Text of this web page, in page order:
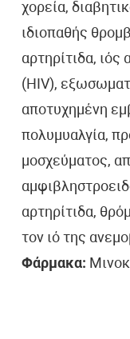
χορεία,
ιδιοπαθής
αρτηρίτιδα,
(HIV),
αποτυχημένη
πολυμυαλγία,
μοσχεύματος,
αρτηρίτιδα,
τον ιό της
Φάρμακα: